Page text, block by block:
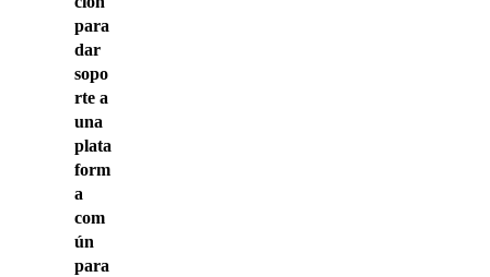
para
dar
sopo
rte a
una
plata
form
a
com
ún
para